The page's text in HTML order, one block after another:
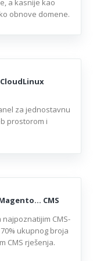
a kasnije kao
obnove domene.
za jednostavnu
prostorom i
CMS
CMS-
ukupnog broja
CMS rješenja.